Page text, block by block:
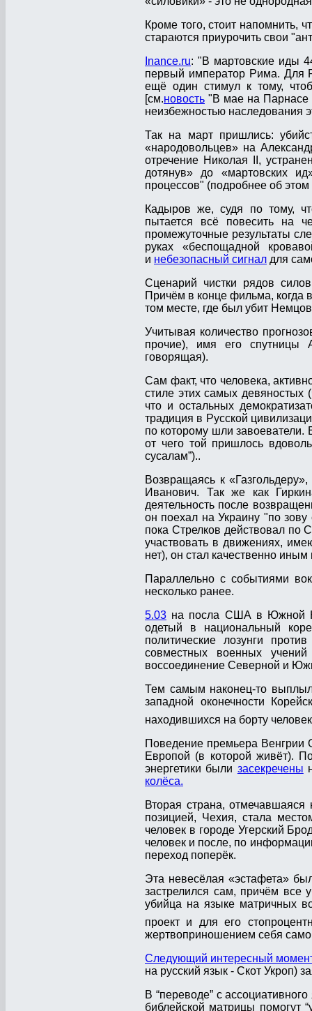
Кроме того, стоит напомнить,
стараются приурочить свои
Inance.ru: "В мартовские иды
первый император Рима. Для
ещё один стимул к тому,
[см.новость "В мае на Парнасе
неизбежностью наследования
Так на март пришлись:
«народовольцев» на
отречение Николая II,
дотянув» до «мартовских
процессов" (подробнее об этом
Кадыров же, судя по тому,
пытается всё повесить на
промежуточные результаты
руках «беспощадной
и небезопасный сигнал для
Сценарий чистки рядов
Причём в конце фильма, когда
том месте, где был убит
Учитывая количество
прочие), имя его спутницы
говорящая).
Сам факт, что человека,
стиле этих самых девяностых
что и остальных
традиция в Русской
по которому шли
от чего той пришлось
сусалам”)..
Возвращаясь к
Иванович. Так же как
деятельность после
он поехал на Украину "по зову
пока Стрелков действовал по
участвовать в движениях,
нет), он стал качественно
Параллельно с событиями
несколько ранее.
5.03 на посла США в Южной
одетый в национальный
политические лозунги
совместных военных
воссоединение Северной и
Тем самым наконец-то
западной оконечности
находившихся на борту человек
Поведение премьера Венгрии
Европой (в которой живёт).
энергетики были засекречены
колёса.
Вторая страна, отмечавшаяся
позицией, Чехия, стала
человек в городе Угерский
человек и после, по
переход поперёк.
Эта невесёлая «эстафета»
застрелился сам, причём
убийца на языке матричных
проект и для его
жертвоприношением себя
Следующий интересный
на русский язык - Скот Укроп)
В “переводе” с
библейской матрицы помогут